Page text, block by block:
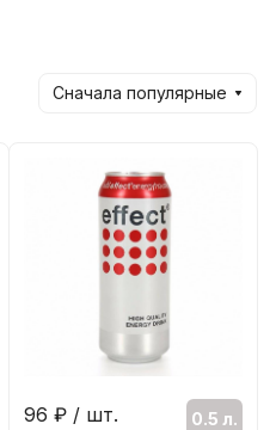
Сначала популярные
96 ₽ / шт.
0.5 л.